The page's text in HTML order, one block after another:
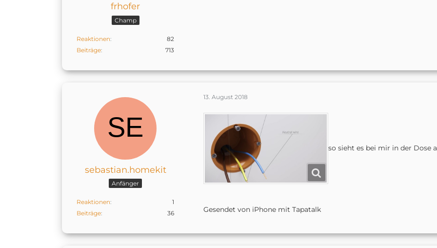
frhofer
Champ
Reaktionen
82
Beiträge
713
sebastian.homekit
Anfänger
Reaktionen
1
Beiträge
36
13. August 2018
so sieht es bei mir in der Dose
Gesendet von iPhone mit Tapatalk